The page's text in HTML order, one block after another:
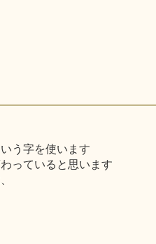
う字を使います
っていると思います